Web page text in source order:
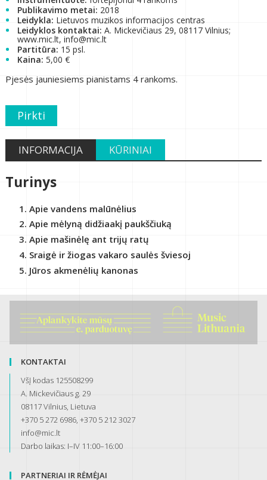
Publikavimo metai: 2018
Leidykla: Lietuvos muzikos informacijos centras
Leidyklos kontaktai: A. Mickevičiaus 29, 08117 Vilnius;
www.mic.lt, info@mic.lt
Partitūra: 15 psl.
Kaina: 5,00 €
Pjesės jauniesiems pianistams 4 rankoms.
Pirkti
INFORMACIJA KŪRINIAI
Turinys
Apie vandens malūnėlius
Apie mėlyną didžiaakį paukščiuką
Apie mašinėlę ant trijų ratų
Sraigė ir žiogas vakaro saulės šviesoj
Jūros akmenėlių kanonas
KONTAKTAI
VšĮ kodas 125508299
A. Mickevičiaus g. 29
08117 Vilnius, Lietuva
+370 5 272 6986, +370 5 212 3027
info@mic.lt
Darbo laikas: I–IV 11:00–16:00
PARTNERIAI IR RĖMĖJAI